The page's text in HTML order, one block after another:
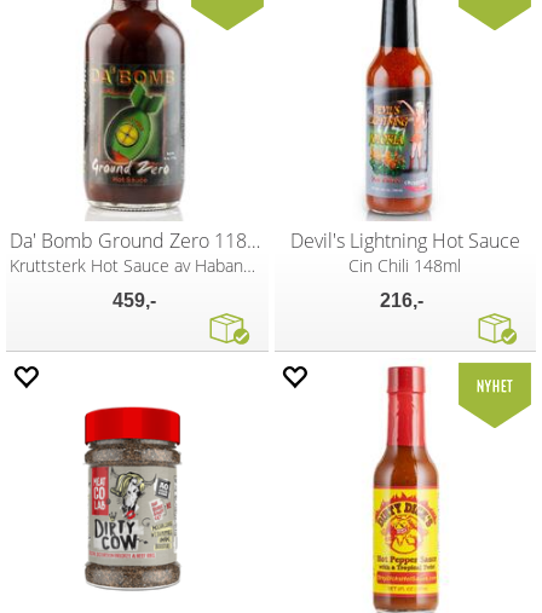
Da' Bomb Ground Zero 118ml
Kruttsterk Hot Sauce av Habanero
459,-
Devil's Lightning Hot Sauce
Cin Chili 148ml
216,-